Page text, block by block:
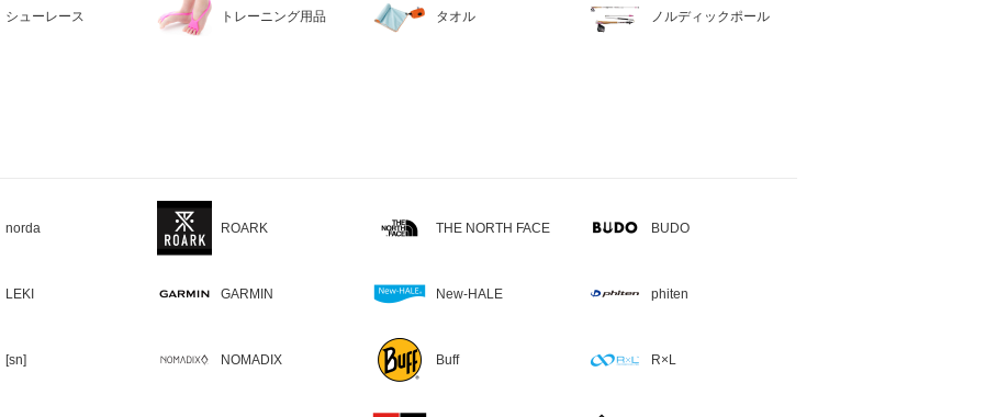
シューレース トレーニング用品 タオル ノルディックポール
norda ROARK THE NORTH FACE BUDO
LEKI GARMIN New-HALE phiten
[sn] NOMADIX Buff R×L